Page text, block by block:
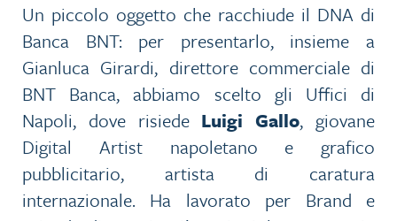
Un piccolo oggetto che racchiude il DNA di
Banca BNT: per presentarlo, insieme a
Gianluca Girardi, direttore commerciale di
BNT Banca, abbiamo scelto gli Uffici di
Napoli, dove risiede Luigi Gallo, giovane
Digital Artist napoletano e grafico
pubblicitario, artista di caratura
internazionale. Ha lavorato per Brand e